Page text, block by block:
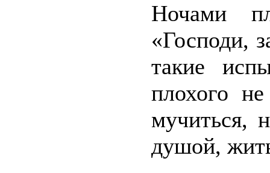
Ночами
«Господи,
такие
плохого
мучиться,
душой,